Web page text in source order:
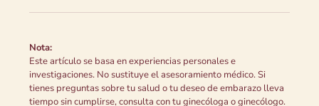
Nota:
Este artículo se basa en experiencias personales e
investigaciones. No sustituye el asesoramiento médico. Si
tienes preguntas sobre tu salud o tu deseo de embarazo lleva
tiempo sin cumplirse, consulta con tu ginecóloga o ginecólogo.